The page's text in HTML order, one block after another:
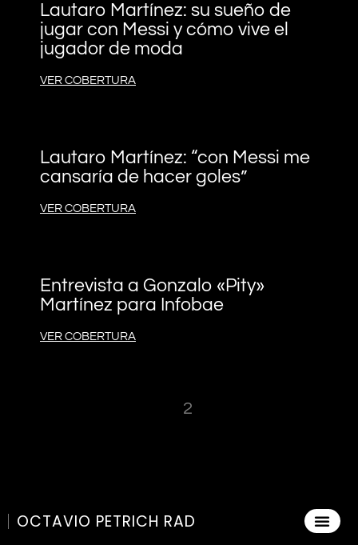
Lautaro Martínez: su sueño de
jugar con Messi y cómo vive el
jugador de moda
VER COBERTURA
Lautaro Martínez: “con Messi me
cansaría de hacer goles”
VER COBERTURA
Entrevista a Gonzalo «Pity»
Martínez para Infobae
VER COBERTURA
2
OCTAVIO PETRICH RAD